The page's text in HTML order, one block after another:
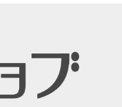
りさん歓迎
1～OK
山
本 鹿児島